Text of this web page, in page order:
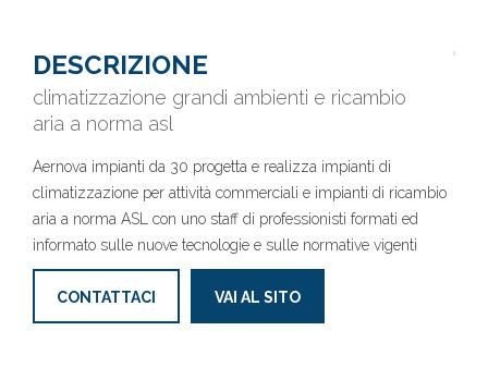
DESCRIZIONE
climatizzazione grandi ambienti e ricambio
aria a norma asl
Aernova impianti da 30 progetta e realizza impianti di
climatizzazione per attività commerciali e impianti di ricambio
aria a norma ASL con uno staff di professionisti formati ed
informato sulle nuove tecnologie e sulle normative vigenti
CONTATTACI VAI AL SITO